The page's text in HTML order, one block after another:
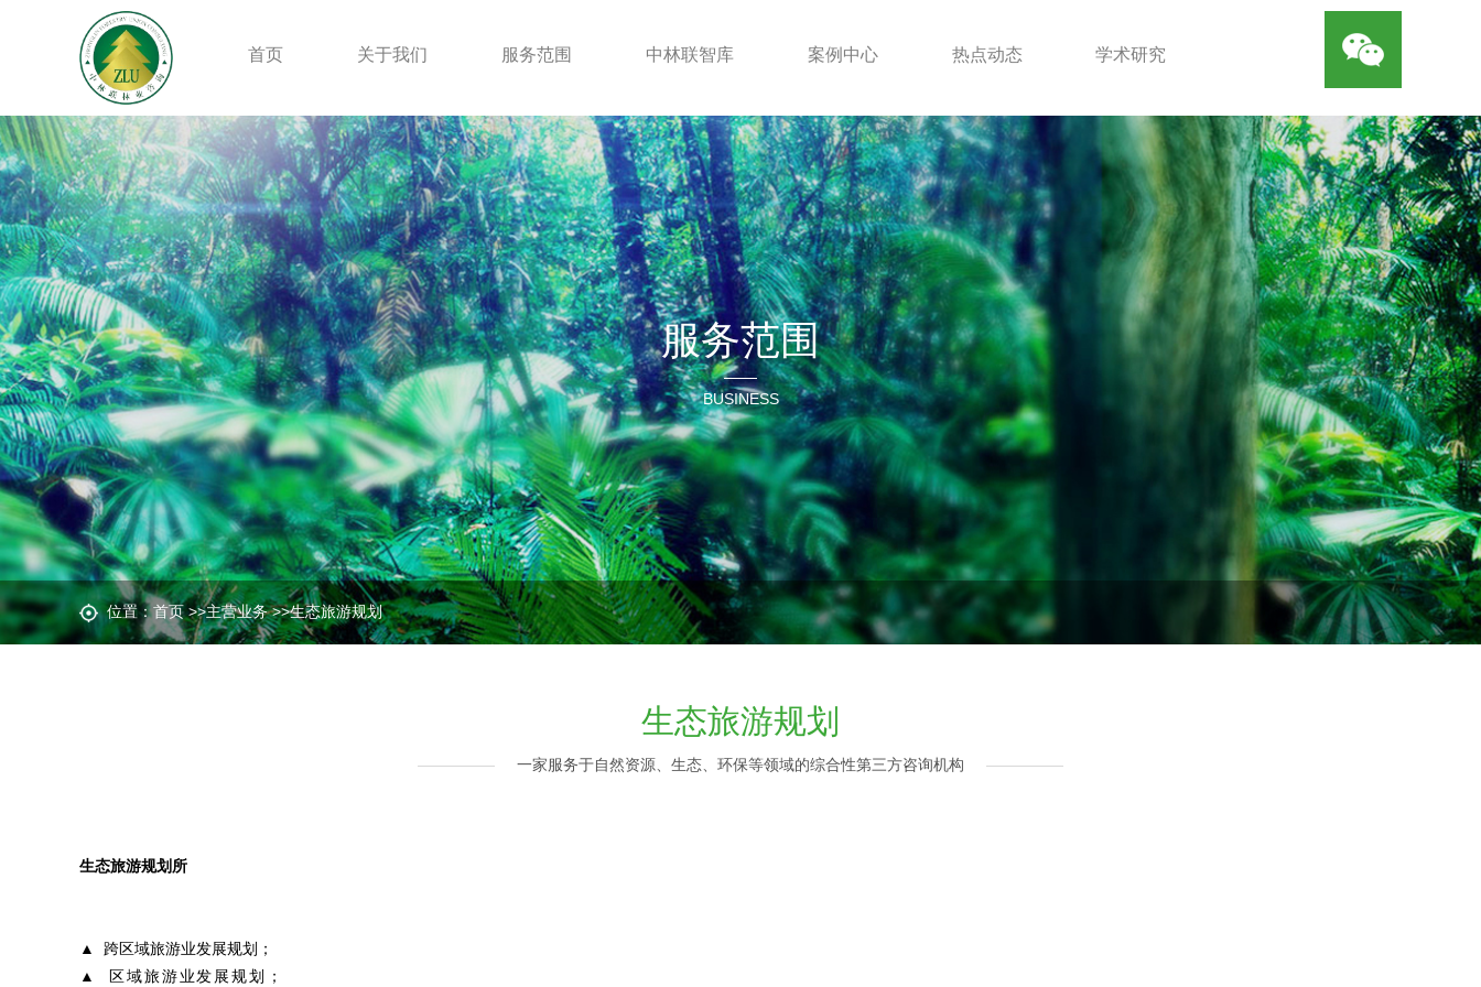
首页 关于我们 服务范围 中林联智库 案例中心 热点动态 学术研究
服务范围
BUSINESS
位置：首页 >>主营业务>>生态旅游规划
生态旅游规划
一家服务于自然资源、生态、环保等领域的综合性第三方咨询机构
生态旅游规划所
▲ 跨区域旅游业发展规划；
▲ 区域旅游业发展规划；